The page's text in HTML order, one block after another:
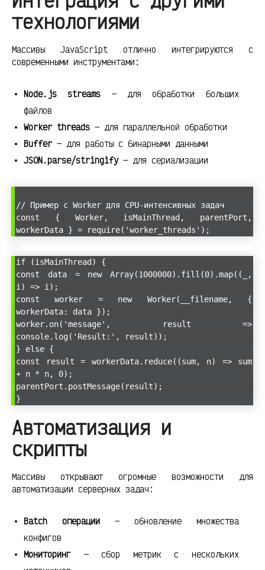
технологиями
Массивы JavaScript отлично интегрируются с
современными инструментами:
Node.js streams — для обработки больших
файлов
Worker threads — для параллельной обработки
Buffer— для работы с бинарными данными
JSON.parse/stringify— для сериализации
// Пример с Worker для CPU-интенсивных задач
const { Worker, isMainThread, parentPort,
workerData } = require('worker_threads');
if (isMainThread) {
const data = new Array(1000000).fill(0).map((_,
i) => i);
const worker = new Worker(__filename, {
workerData: data });
worker.on('message', result =>
console.log('Result:', result));
} else {
const result = workerData.reduce((sum, n) => sum
+ n * n, 0);
parentPort.postMessage(result);
}
Автоматизация и
скрипты
Массивы открывают огромные возможности для
автоматизации серверных задач:
Batch операции— обновление множества
конфигов
Мониторинг — сбор метрик с нескольких